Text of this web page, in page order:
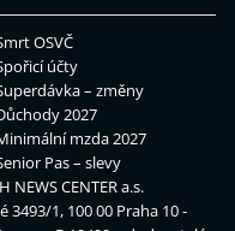
OSVČ
účty
– změny
2027
mzda 2027
Pas – slevy
NEWS CENTER a.s.
1, 100 00 Praha 10 -